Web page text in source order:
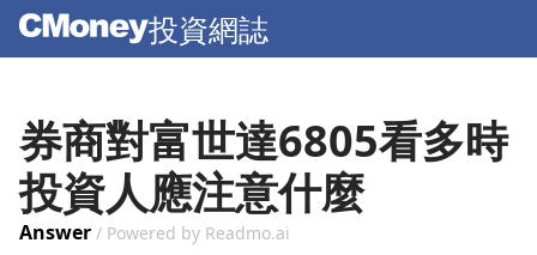
投資網誌
券商對富世達6805看多時
投資人應注意什麼
Answer / Powered by Readmo.ai